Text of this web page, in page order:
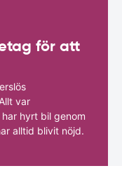
för att
var
hyrt bil genom
alltid blivit nöjd.